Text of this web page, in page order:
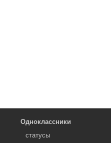
Одноклассники
статусы